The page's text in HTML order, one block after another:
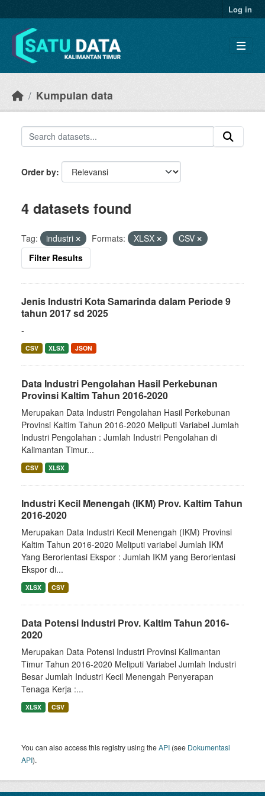
Log in
Kumpulan data
Order by
4 datasets found
Tag: industri Formats: XLSX
CSV
Filter Results
Jenis Industri Kota Samarinda dalam Periode 9
tahun 2017 sd 2025
-
CSV XLSX JSON
Data Industri Pengolahan Hasil Perkebunan
Provinsi Kaltim Tahun 2016-2020
Merupakan Data Industri Pengolahan Hasil Perkebunan
Provinsi Kaltim Tahun 2016-2020 Meliputi Variabel Jumlah
Industri Pengolahan : Jumlah Industri Pengolahan di
Kalimantan Timur...
CSV XLSX
Industri Kecil Menengah (IKM) Prov. Kaltim Tahun
2016-2020
Merupakan Data Industri Kecil Menengah (IKM) Provinsi
Kaltim Tahun 2016-2020 Meliputi variabel Jumlah IKM
Yang Berorientasi Ekspor : Jumlah IKM yang Berorientasi
Ekspor di...
XLSX CSV
Data Potensi Industri Prov. Kaltim Tahun 2016-
2020
Merupakan Data Potensi Industri Provinsi Kalimantan
Timur Tahun 2016-2020 Meliputi Variabel Jumlah Industri
Besar Jumlah Industri Kecil Menengah Penyerapan
Tenaga Kerja :...
XLSX CSV
You can also access this registry using theAPI (see Dokumentasi
API).